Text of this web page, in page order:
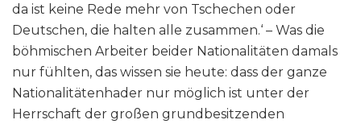
da ist keine Rede mehr von Tschechen oder
Deutschen, die halten alle zusammen.‘ – Was die
böhmischen Arbeiter beider Nationalitäten damals
nur fühlten, das wissen sie heute: dass der ganze
Nationalitätenhader nur möglich ist unter der
Herrschaft der großen grundbesitzenden